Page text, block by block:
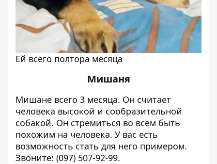
Ей всего полтора месяца
Мишаня
Мишане всего 3 месяца. Он считает
человека высокой и сообразительной
собакой. Он стремиться во всем быть
похожим на человека. У вас есть
возможность стать для него примером.
Звоните: (097) 507-92-99.